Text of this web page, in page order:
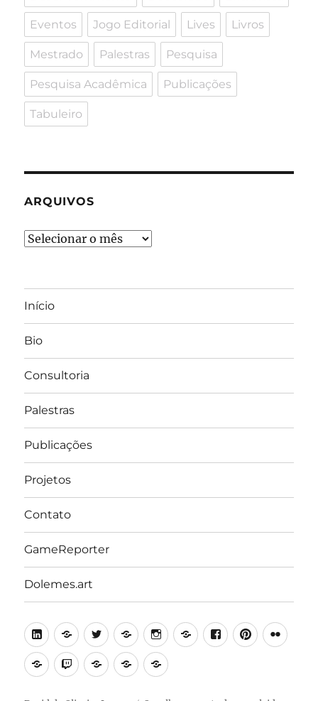
Eventos Jogo Editorial Lives Livros
Mestrado Palestras Pesquisa
Pesquisa Acadêmica Publicações
Tabuleiro
ARQUIVOS
Arquivos
Início
Bio
Consultoria
Palestras
Publicações
Projetos
Contato
GameReporter
Dolemes.art
LinkedIn
LattesTwitterMediumInstagram
BehanceFacebook
PinterestFlickr
Academia.edu
TwitchMinecraft
Education
SteamItch.io